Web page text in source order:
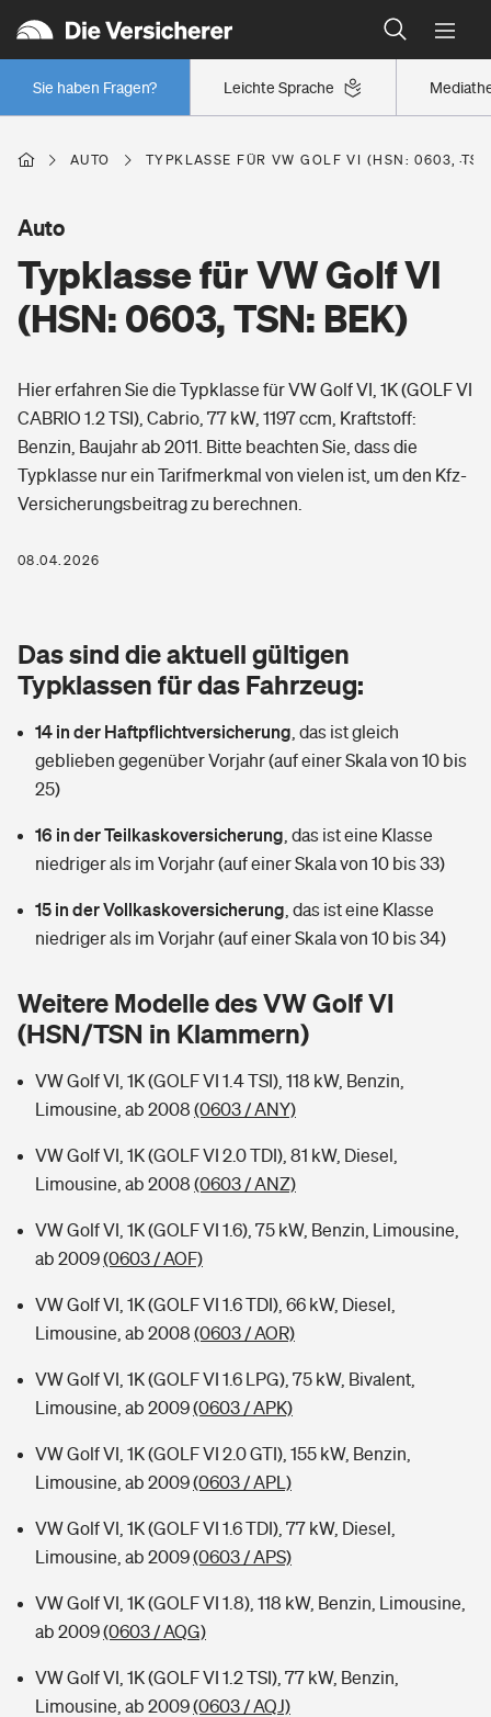
Leichte Sprache
Sie haben Fragen?
Wer versichert was: Jetzt Versicherer finden
Regionalklassen: So ist Ihre Region eingestuft
Wer versichert was: Jetzt Versicherer finden
Berufsunfähigkeitsversicherung
Erwerbsunfähigkeitsversicherung
Grundfähigkeitsversicherung
Arbeitsrechtsschutz
Berufshaftpflichtversicherung
Zur Übersicht
Tools
Wer versichert was: Jetzt Versicherer finden
Sie haben Fragen?
Wohnen
Elementarversicherung
Glasversicherung
Mietkautionsversicherung
Restkreditversicherung
Hochwasser-Check: Wie gefährdet ist Ihr Haus?
Wer versichert was: Jetzt Versicherer finden
Sie haben Fragen?
Freizeit
Pri­vate Haft­pflicht­
Kinderunfall­ver­si­che­rung
Kinderinvalidität
Hundehalter-Haftpflicht
Private Cyberversicherung
Musikinstrumentenversicherung
Zur Übersicht
Tools
Kinderunfall-Check: Mehr Sicherheit für deine Kids
Sie haben Fragen?
Gesundheit
Private Krankenversicherung
Dread-Disease-Versicherung
Tierkrankenversicherung
Zur Übersicht
Tools
Wer versichert was: Jetzt Versicherer finden
Sie haben Fragen?
Rentenrechner: Wie viel Geld bekomme ich im Alter?
AUTO TYPKLASSE FÜR VW GOLF VI (HSN: 0603,
Typklasse für VW Golf VI
(HSN: 0603, TSN: BEK)
Auto
Hier erfahren Sie die Typklasse für VW Golf VI, 1K (GOLF VI
CABRIO 1.2 TSI), Cabrio, 77 kW, 1197 ccm, Kraftstoff:
Benzin, Baujahr ab 2011. Bitte beachten Sie, dass die
Typklasse nur ein Tarifmerkmal von vielen ist, um den Kfz-
Versicherungsbeitrag zu berechnen.
08.04.2026
Das sind die aktuell gültigen
Typklassen für das Fahrzeug:
14 in der Haftpflichtversicherung das ist gleich
geblieben gegenüber Vorjahr (auf einer Skala von 10 bis
25)
16 in der Teilkaskoversicherung das ist eine Klasse
niedriger als im Vorjahr (auf einer Skala von 10 bis 33)
15 in der Vollkaskoversicherung das ist eine Klasse
niedriger als im Vorjahr (auf einer Skala von 10 bis 34)
Weitere Modelle des VW Golf VI
(HSN/TSN in Klammern)
VW Golf VI, 1K (GOLF VI 1.4 TSI), 118 kW, Benzin,
Limousine, ab 2008 (0603 / ANY)
VW Golf VI, 1K (GOLF VI 2.0 TDI), 81 kW, Diesel,
Limousine, ab 2008 (0603 / ANZ)
VW Golf VI, 1K (GOLF VI 1.6), 75 kW, Benzin, Limousine,
ab 2009(0603 / AOF)
VW Golf VI, 1K (GOLF VI 1.6 TDI), 66 kW, Diesel,
Limousine, ab 2008 (0603 / AOR)
VW Golf VI, 1K (GOLF VI 1.6 LPG), 75 kW, Bivalent,
Limousine, ab 2009(0603 / APK)
VW Golf VI, 1K (GOLF VI 2.0 GTI), 155 kW, Benzin,
Limousine, ab 2009(0603 / APL)
VW Golf VI, 1K (GOLF VI 1.6 TDI), 77 kW, Diesel,
Limousine, ab 2009(0603 / APS)
VW Golf VI, 1K (GOLF VI 1.8), 118 kW, Benzin, Limousine,
ab 2009(0603 / AQG)
VW Golf VI, 1K (GOLF VI 1.2 TSI), 77 kW, Benzin,
Limousine, ab 2009(0603 / AQJ)